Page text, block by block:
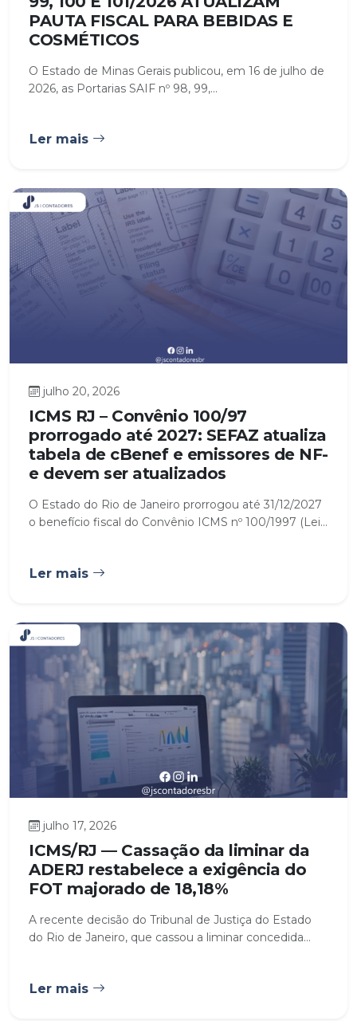
PAUTA FISCAL PARA BEBIDAS E
COSMÉTICOS
O Estado de Minas Gerais publicou, em 16 de julho de
2026, as Portarias SAIF nº 98, 99,...
Ler mais
julho 20, 2026
ICMS RJ – Convênio 100/97
prorrogado até 2027: SEFAZ atualiza
tabela de cBenef e emissores de NF-
e devem ser atualizados
O Estado do Rio de Janeiro prorrogou até 31/12/2027
o benefício fiscal do Convênio ICMS nº 100/1997 (Lei...
Ler mais
julho 17, 2026
ICMS/RJ — Cassação da liminar da
ADERJ restabelece a exigência do
FOT majorado de 18,18%
A recente decisão do Tribunal de Justiça do Estado
do Rio de Janeiro, que cassou a liminar concedida...
Ler mais